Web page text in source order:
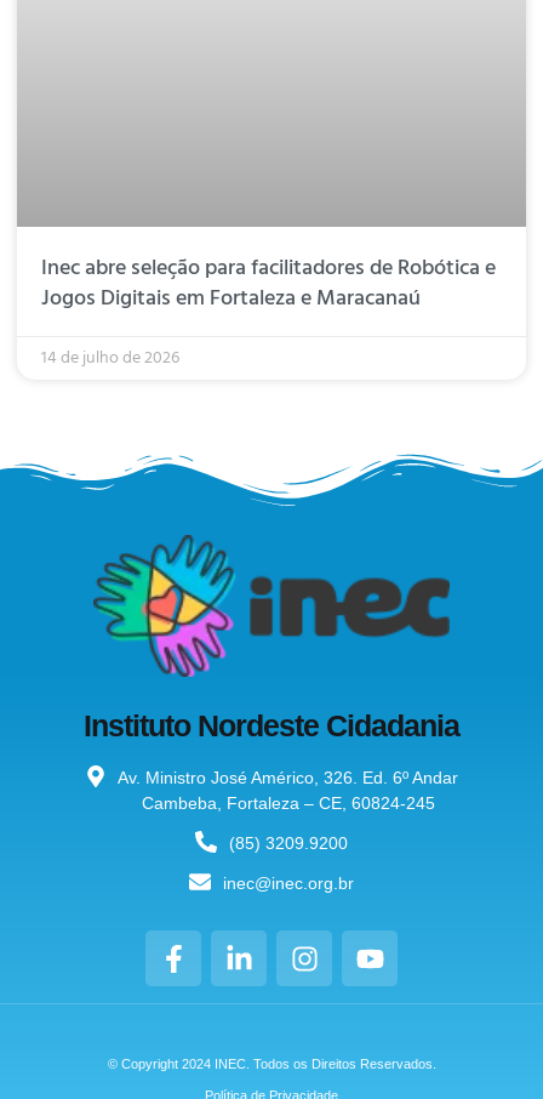
Inec abre seleção para facilitadores de Robótica e
Jogos Digitais em Fortaleza e Maracanaú
14 de julho de 2026
Instituto Nordeste Cidadania
Av. Ministro José Américo, 326. Ed. 6º Andar
Cambeba, Fortaleza – CE, 60824-245
(85) 3209.9200
inec@inec.org.br
© Copyright 2024 INEC. Todos os Direitos Reservados.
Política de Privacidade